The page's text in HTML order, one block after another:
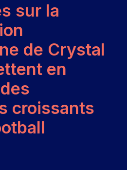
sur la
de Crystal
en
croissants